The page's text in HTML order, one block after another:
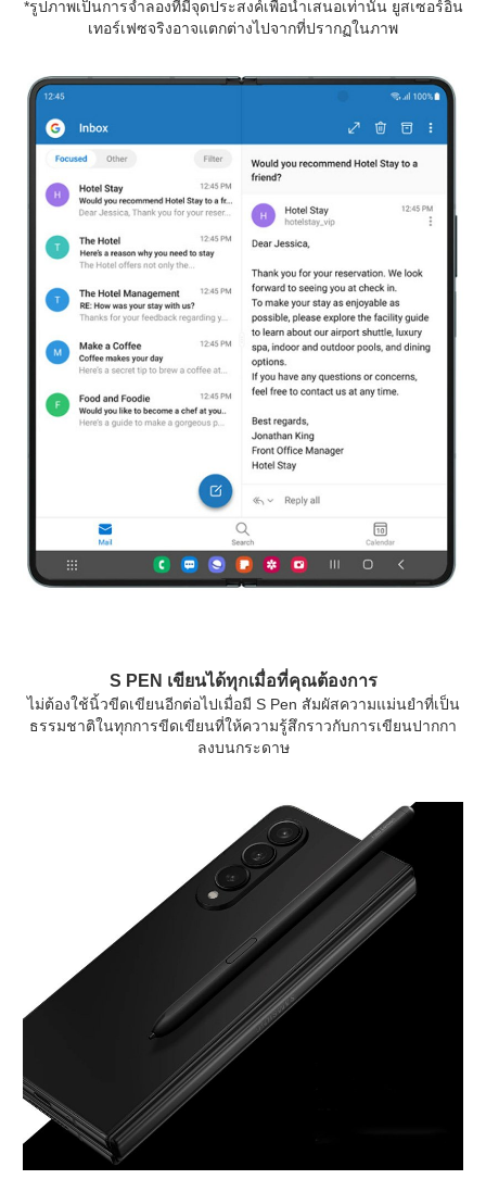
*รูปภาพเป็นการจำลองที่มีจุดประสงค์เพื่อนำเสนอเท่านั้น ยูสเซอร์อิน
เทอร์เฟซจริงอาจแตกต่างไปจากที่ปรากฏในภาพ
S PEN เขียนได้ทุกเมื่อที่คุณต้องการ
ไม่ต้องใช้นิ้วขีดเขียนอีกต่อไปเมื่อมี S Pen สัมผัสความแม่นยำที่เป็น
ธรรมชาติในทุกการขีดเขียนที่ให้ความรู้สึกราวกับการเขียนปากกา
ลงบนกระดาษ